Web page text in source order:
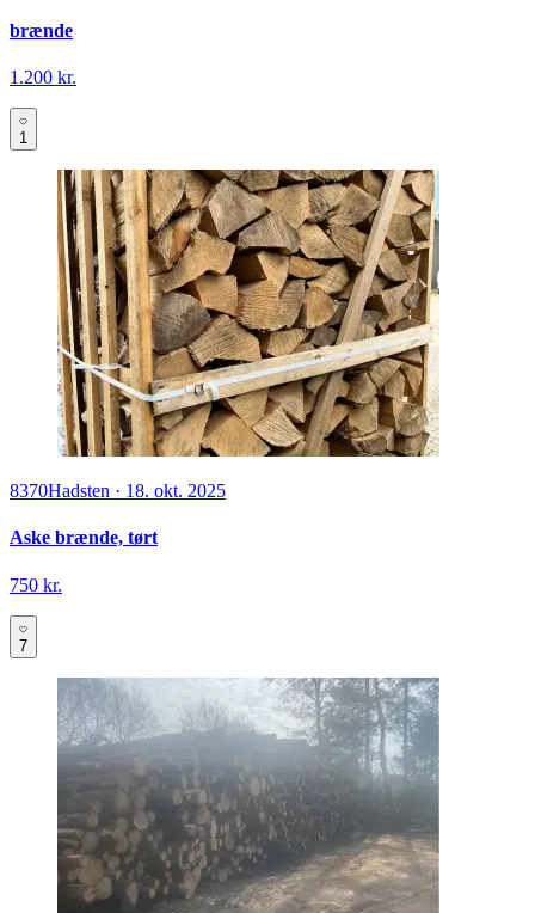
brænde
1.200 kr.
1
8370Hadsten · 18. okt. 2025
Aske brænde, tørt
750 kr.
7